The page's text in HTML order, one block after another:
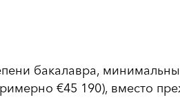
бакалавра,
€45 190), вместо